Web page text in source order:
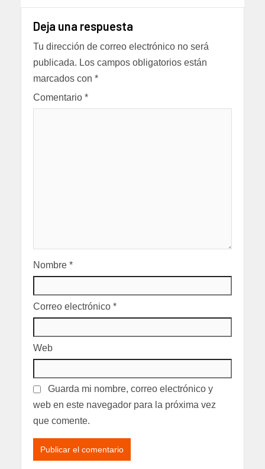
Deja una respuesta
Tu dirección de correo electrónico no será
publicada. Los campos obligatorios están
marcados con *
Comentario *
Nombre *
Correo electrónico *
Web
Guarda mi nombre, correo electrónico y
web en este navegador para la próxima vez
que comente.